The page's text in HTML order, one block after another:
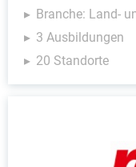
Branche: Land-
3 Ausbildungen
20 Standorte